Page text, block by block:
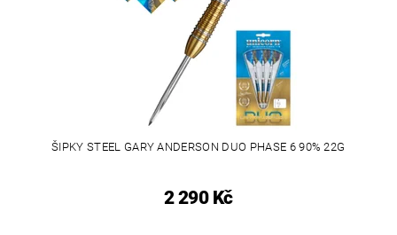
ŠIPKY STEEL GARY ANDERSON DUO PHASE 6 90% 22G
2 290 Kč